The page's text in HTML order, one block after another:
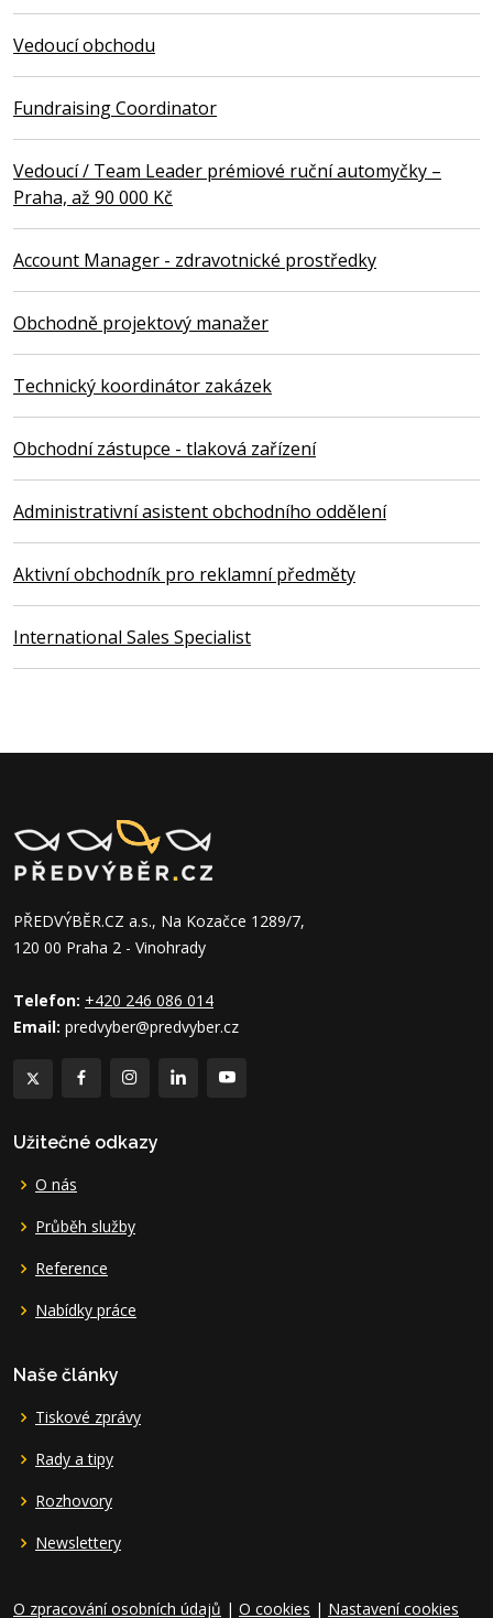
Vedoucí obchodu
Fundraising Coordinator
Vedoucí / Team Leader prémiové ruční automyčky –
Praha, až 90 000 Kč
Account Manager - zdravotnické prostředky
Obchodně projektový manažer
Technický koordinátor zakázek
Obchodní zástupce - tlaková zařízení
Administrativní asistent obchodního oddělení
Aktivní obchodník pro reklamní předměty
International Sales Specialist
PŘEDVÝBĚR.CZ a.s., Na Kozačce 1289/7,
120 00 Praha 2 - Vinohrady
Telefon: +420 246 086 014
Email: predvyber@predvyber.cz
Užitečné odkazy
O nás
Průběh služby
Reference
Nabídky práce
Naše články
Tiskové zprávy
Rady a tipy
Rozhovory
Newslettery
O zpracování osobních údajů | O cookies | Nastavení cookies